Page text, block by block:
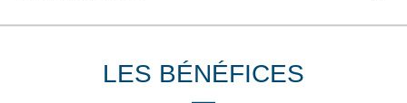
LES BÉNÉFICES